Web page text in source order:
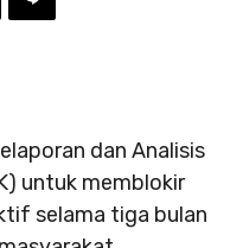
dan Analisis
untuk memblokir
selama tiga bulan